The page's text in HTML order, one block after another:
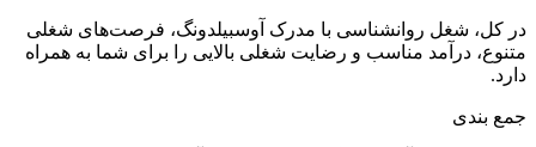
در کل، شغل روانشناسی با مدرک آوسبیلدونگ، فرصت‌های شغلی
متنوع، درآمد مناسب و رضایت شغلی بالایی را برای شما به همراه
دارد.
جمع بندی